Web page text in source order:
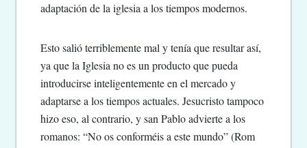
adaptación de la iglesia a los tiempos modernos.
Esto salió terriblemente mal y tenía que resultar así,
ya que la Iglesia no es un producto que pueda
introducirse inteligentemente en el mercado y
adaptarse a los tiempos actuales. Jesucristo tampoco
hizo eso, al contrario, y san Pablo advierte a los
romanos: “No os conforméis a este mundo” (Rom